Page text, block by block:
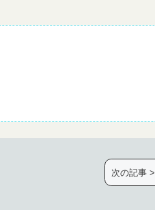
次の記事 >